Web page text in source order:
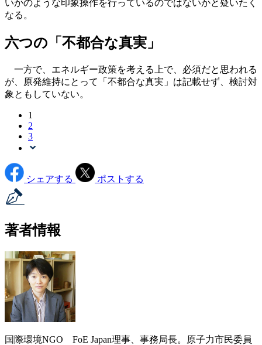
いかのような印象操作を行っているのではないかと疑いたく
なる。
六つの「不都合な真実」
一方で、エネルギー政策を考える上で、必須だと思われる
が、原発維持にとって「不都合な真実」は記載せず、検討対
象ともしていない。
1
2
3
シェアする ポストする
著者情報
国際環境NGO FoE Japan理事、事務局長。原子力市民委員